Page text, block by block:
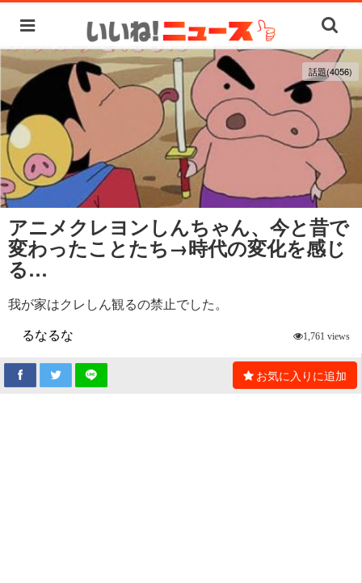
話題(4056)
アニメクレヨンしんちゃん、今と昔で
変わったことたち→時代の変化を感じ
る…
我が家はクレしん観るの禁止でした。
るなるな
1,761 views
お気に入りに追加